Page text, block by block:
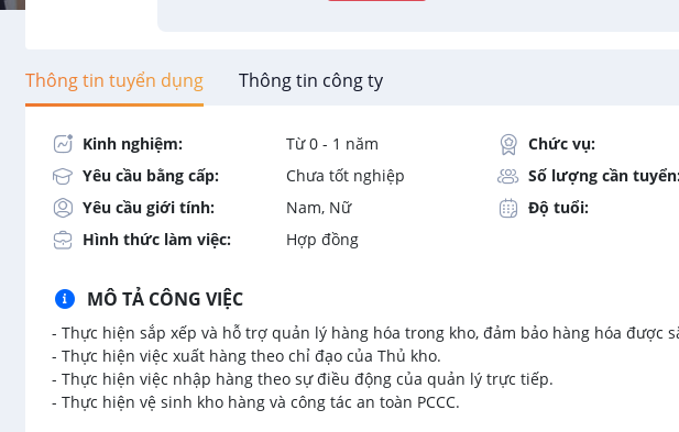
Thông tin tuyển dụng Thông tin công ty
Kinh nghiệm: Từ 0 - 1 năm Chức vụ:
Yêu cầu bằng cấp:
Chưa tốt nghiệp Số lượng cần
Yêu cầu giới tính:
Nam, Nữ Độ tuổi:
Hình thức làm việc:
Hợp đồng
MÔ TẢ CÔNG VIỆC
- Thực hiện sắp xếp và hỗ trợ quản lý hàng hóa trong kho, đảm bảo hàng hóa được
- Thực hiện việc xuất hàng theo chỉ đạo của Thủ kho.
- Thực hiện việc nhập hàng theo sự điều động của quản lý trực tiếp.
- Thực hiện vệ sinh kho hàng và công tác an toàn PCCC.